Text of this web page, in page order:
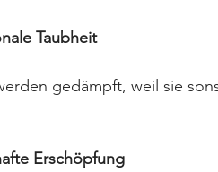
Taubheit
gedämpft, weil sie
Erschöpfung